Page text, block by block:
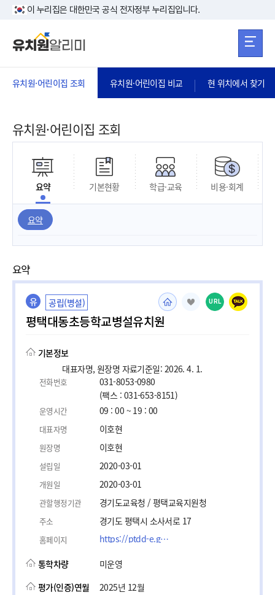
본문 바로가기
이 누리집은 대한민국 공식 전자정부 누리집입니다.
유치원·어린이집 조회 유치원·어린이집 비교 현 위치에서 찾기
유치원·어린이집 조회
요약 기본현황 학급·교육 비용·회계
요약
요약
유 공립(병설)
평택대동초등학교병설유치원
URL
기본정보
대표자명, 원장명 자료기준일: 2026. 4. 1.
전화번호
031-8053-0980
(팩스 : 031-653-8151)
운영시간 09 : 00 ~ 19 : 00
대표자명 이호현
원장명 이호현
설립일 2020-03-01
개원일 2020-03-01
관할행정기관 경기도교육청 / 평택교육지원청
주소 경기도 평택시 소사서로 17
홈페이지 https://ptdd-e.goept.kr/ptdd-e/main.do
통학차량
미운영
평가(인증)연월
2025년 12월